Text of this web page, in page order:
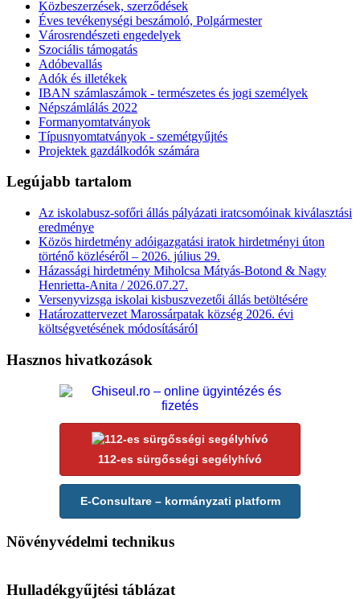
Közbeszerzések, szerződések
Éves tevékenységi beszámoló, Polgármester
Városrendészeti engedelyek
Szociális támogatás
Adóbevallás
Adók és illetékek
IBAN számlaszámok - természetes és jogi személyek
Népszámlálás 2022
Formanyomtatványok
Típusnyomtatványok - szemétgyűjtés
Projektek gazdálkodók számára
Legújabb tartalom
Az iskolabusz-sofőri állás pályázati iratcsomóinak kiválasztási
eredménye
Közös hirdetmény adóigazgatási iratok hirdetményi úton
történő közléséről – 2026. július 29.
Házassági hirdetmény Miholcsa Mátyás-Botond & Nagy
Henrietta-Anita / 2026.07.27.
Versenyvizsga iskolai kisbuszvezetői állás betöltésére
Határozattervezet Marossárpatak község 2026. évi
költségvetésének módosításáról
Hasznos hivatkozások
112-es sürgősségi segélyhívó
E-Consultare – kormányzati platform
Növényvédelmi technikus
Hulladékgyűjtési táblázat